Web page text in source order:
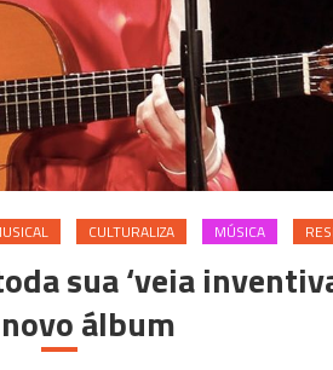
CULTURALIZA MÚSICA
sua ‘veia
álbum